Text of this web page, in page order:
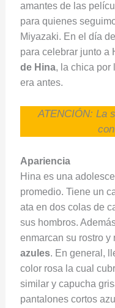
amantes de las
para quienes
Miyazaki. En el día
para celebrar junto a
de Hina, la chica por
era antes.
ATENCIÓN: La
Apariencia
Hina es una
promedio. Tiene un
ata en dos colas de
sus hombros.
enmarcan su rostro y
azules. En general,
color rosa la cual
similar y capucha
pantalones cortos